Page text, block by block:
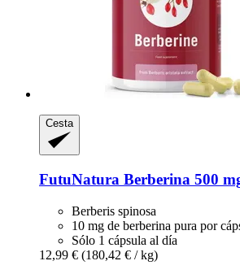
Cesta
FutuNatura Berberina 500
Berberis spinosa
10 mg de berberina pura por
Sólo 1 cápsula al día
12,99 € (180,42 € / kg)